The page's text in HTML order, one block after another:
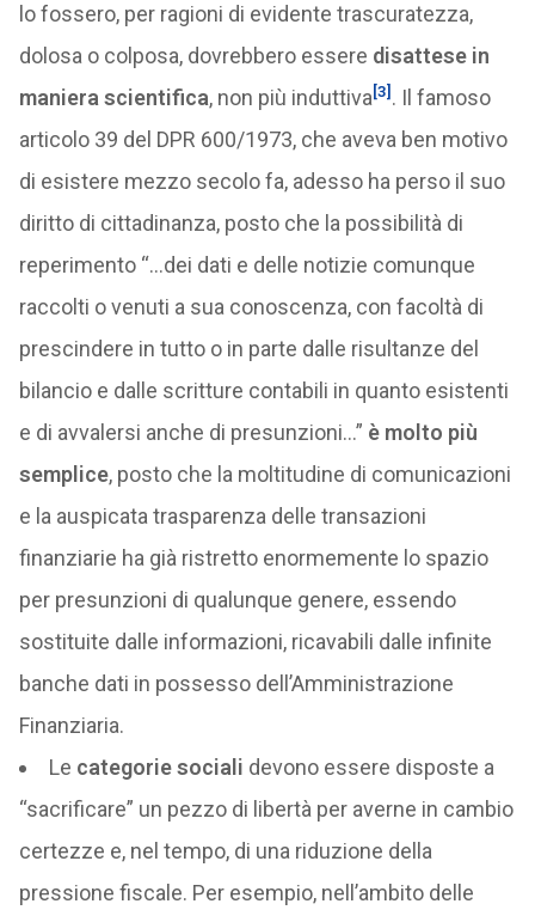
lo fossero, per ragioni di evidente trascuratezza,
dolosa o colposa, dovrebbero essere disattese in
maniera scientifica, non più induttiva[3] . Il famoso
articolo 39 del DPR 600/1973, che aveva ben motivo
di esistere mezzo secolo fa, adesso ha perso il suo
diritto di cittadinanza, posto che la possibilità di
reperimento “…dei dati e delle notizie comunque
raccolti o venuti a sua conoscenza, con facoltà di
prescindere in tutto o in parte dalle risultanze del
bilancio e dalle scritture contabili in quanto esistenti
e di avvalersi anche di presunzioni…” è molto più
semplice, posto che la moltitudine di comunicazioni
e la auspicata trasparenza delle transazioni
finanziarie ha già ristretto enormemente lo spazio
per presunzioni di qualunque genere, essendo
sostituite dalle informazioni, ricavabili dalle infinite
banche dati in possesso dell’Amministrazione
Finanziaria.
Le categorie sociali devono essere disposte a
“sacrificare” un pezzo di libertà per averne in cambio
certezze e, nel tempo, di una riduzione della
pressione fiscale. Per esempio, nell’ambito delle